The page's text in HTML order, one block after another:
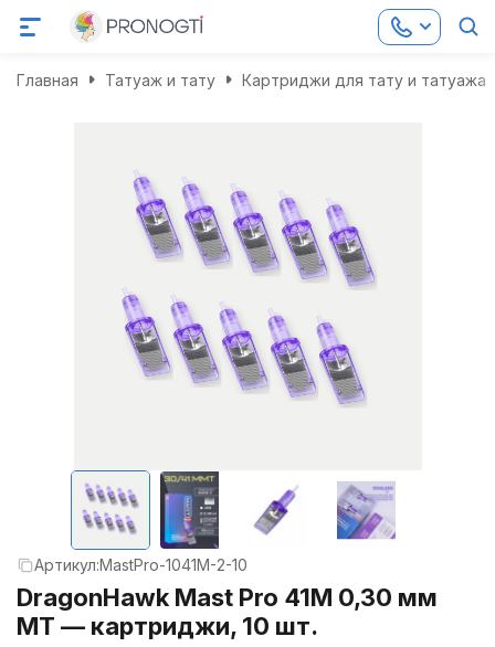
Главная Татуаж и тату Картриджи для тату и татуажа
Артикул:MastPro-1041M-2-10
DragonHawk Mast Pro 41M 0,30 мм
MT — картриджи, 10 шт.